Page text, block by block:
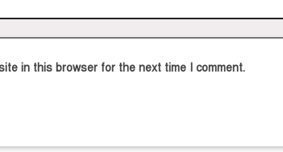
in this browser for the next time I comment.